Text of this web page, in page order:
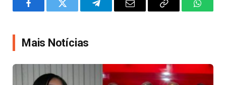
FacebookTwitter TelegramEmail
Copy
Mais Notícias